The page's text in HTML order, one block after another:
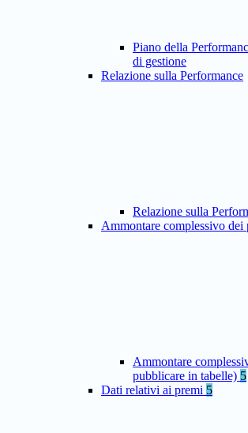
Piano della
di gestione
Relazione sulla Performance
Relazione sulla
Ammontare complessivo dei
Ammontare
pubblicare in tabelle) 5
Dati relativi ai premi 5